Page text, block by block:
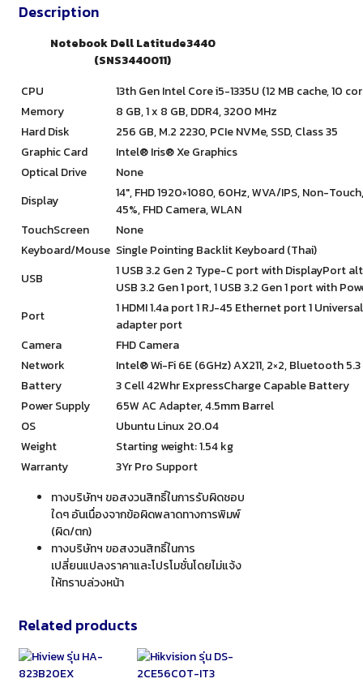
Description
Notebook Dell Latitude3440
(SNS3440011)
CPU
13th Gen Intel Core i5-1335U (12 MB cache, 10
Memory
8 GB, 1 x 8 GB, DDR4, 3200 MHz
Hard Disk
256 GB, M.2 2230, PCIe NVMe, SSD, Class 35
Graphic Card
Intel® Iris® Xe Graphics
Optical Drive
None
Display
14″, FHD 1920×1080, 60Hz, WVA/IPS, Non-
45%, FHD Camera, WLAN
TouchScreen
None
Keyboard/Mouse Single Pointing Backlit Keyboard (Thai)
USB
1 USB 3.2 Gen 2 Type-C port with DisplayPort
USB 3.2 Gen 1 port, 1 USB 3.2 Gen 1 port with
Port
1 HDMI 1.4a port 1 RJ-45 Ethernet port 1
adapter port
Camera
FHD Camera
Network
Intel® Wi-Fi 6E (6GHz) AX211, 2×2, Bluetooth
Battery
3 Cell 42Whr ExpressCharge Capable Battery
Power Supply
65W AC Adapter, 4.5mm Barrel
OS
Ubuntu Linux 20.04
Weight
Starting weight: 1.54 kg
Warranty
3Yr Pro Support
ทางบริษัทฯ ขอสงวนสิทธิ์ในการรับผิดชอบ
ใดๆ อันเนื่องจากข้อผิดพลาดทางการพิมพ์
(ผิด/ตก)
ทางบริษัทฯ ขอสงวนสิทธิ์ในการ
เปลี่ยนแปลงราคาและโปรโมชั่นโดยไม่แจ้ง
ให้ทราบล่วงหน้า
Related products